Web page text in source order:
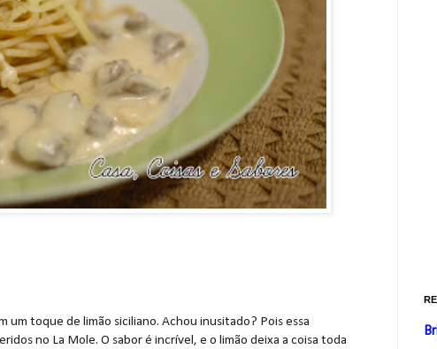
um toque de limão siciliano. Achou inusitado? Pois essa
no La Mole. O sabor é incrível, e o limão deixa a coisa toda